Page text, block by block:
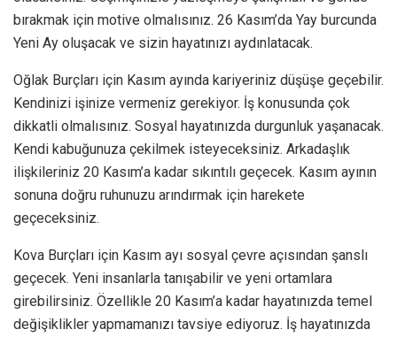
bırakmak için motive olmalısınız. 26 Kasım’da Yay burcunda
Yeni Ay oluşacak ve sizin hayatınızı aydınlatacak.
Oğlak Burçları için Kasım ayında kariyeriniz düşüşe geçebilir.
Kendinizi işinize vermeniz gerekiyor. İş konusunda çok
dikkatli olmalısınız. Sosyal hayatınızda durgunluk yaşanacak.
Kendi kabuğunuza çekilmek isteyeceksiniz. Arkadaşlık
ilişkileriniz 20 Kasım’a kadar sıkıntılı geçecek. Kasım ayının
sonuna doğru ruhunuzu arındırmak için harekete
geçeceksiniz.
Kova Burçları için Kasım ayı sosyal çevre açısından şanslı
geçecek. Yeni insanlarla tanışabilir ve yeni ortamlara
girebilirsiniz. Özellikle 20 Kasım’a kadar hayatınızda temel
değişiklikler yapmamanızı tavsiye ediyoruz. İş hayatınızda